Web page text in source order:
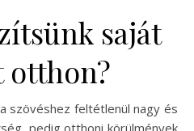
saját
otthon?
szövéshez feltétlenül nagy és
pedig otthoni körülmények